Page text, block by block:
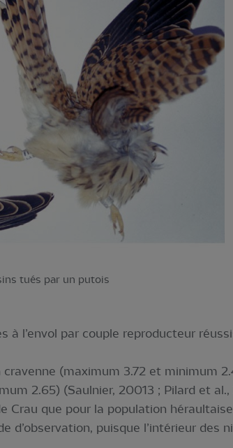
tués par un putois
l’envol par couple reproducteur
(maximum 3.72 et minimum
2.65) (Saulnier, 20013 ; Pilard et al.,
que pour la population
puisque l’intérieur des